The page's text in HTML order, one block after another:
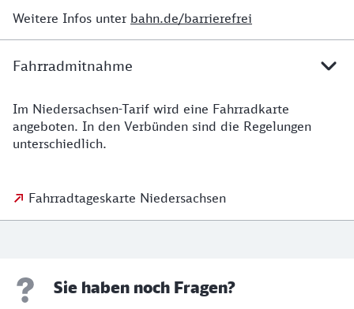
Weitere Infos unter bahn.de/barrierefrei
Fahrradmitnahme
Details zur Fahrradmitnahme
Im Niedersachsen-Tarif wird eine Fahrradkarte
angeboten. In den Verbünden sind die Regelungen
unterschiedlich.
Fahrradtageskarte Niedersachsen
Sie haben noch Fragen?